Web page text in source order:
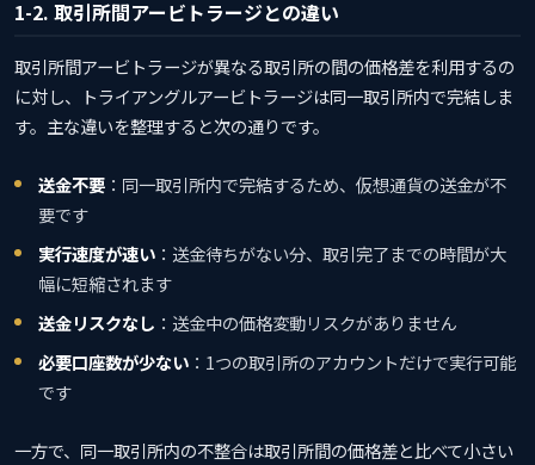
1-2. 取引所間アービトラージとの違い
取引所間アービトラージが異なる取引所の間の価格差を利用するの
に対し、トライアングルアービトラージは同一取引所内で完結しま
す。主な違いを整理すると次の通りです。
送金不要 ：同一取引所内で完結するため、仮想通貨の送金が不
要です
実行速度が速い ：送金待ちがない分、取引完了までの時間が大
幅に短縮されます
送金リスクなし ：送金中の価格変動リスクがありません
必要口座数が少ない ：1つの取引所のアカウントだけで実行可能
です
一方で、同一取引所内の不整合は取引所間の価格差と比べて小さい